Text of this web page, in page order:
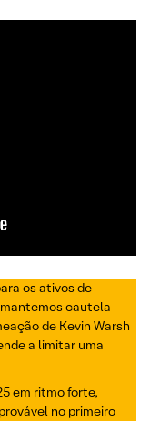
os ativos de
cautela
de Kevin Warsh
a limitar uma
em ritmo forte,
no primeiro